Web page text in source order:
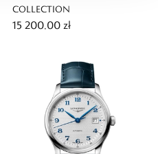
COLLECTION
15 200,00 zł